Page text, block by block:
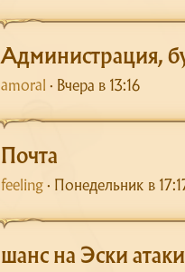
Администрация,
amoral Вчера в 13:16
Почта
feeling Понедельник в
шанс на Эски атаки